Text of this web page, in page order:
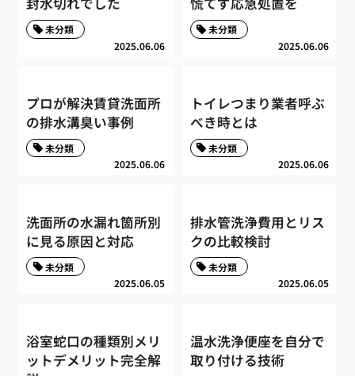
2025.06.06
未分類
2025.06.06
未分類
プロが解決賃貸洗面所
の排水溝臭い事例
2025.06.06
未分類
トイレつまり業者呼ぶ
べき時とは
2025.06.06
未分類
洗面所の水漏れ箇所別
に見る原因と対応
2025.06.05
未分類
排水管洗浄費用とリス
クの比較検討
2025.06.05
未分類
浴室蛇口の種類別メリ
ットデメリット完全解
温水洗浄便座を自分で
取り付ける技術